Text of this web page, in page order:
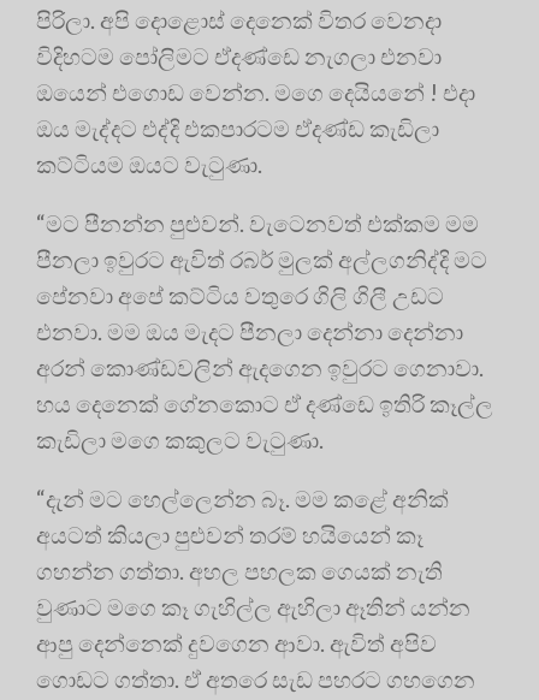
පිරිලා. අපි දොළොස් දෙනෙක් විතර වෙනදා
විදිහටම පෝලිමට ඒදණ්ඩෙ නැගලා එනවා
ඔයෙන් එගොඩ වෙන්න. මගෙ දෙයියනේ ! එදා
ඔය මැද්දට එද්දි එකපාරටම ඒදණ්ඩ කැඩිලා
කට්ටියම ඔයට වැටුණා.
“මට පීනන්න පුළුවන්. වැටෙනවත් එක්කම මම
පීනලා ඉවුරට ඇවිත් රබර් මුලක් අල්ලගනිද්දි මට
පේනවා අපේ කට්ටිය වතුරෙ ගිලි ගිලී උඩට
එනවා. මම ඔය මැදට පීනලා දෙන්නා දෙන්නා
අරන් කොණ්ඩවලින් ඇදගෙන ඉවුරට ගෙනාවා.
හය දෙනෙක් ගේනකොට ඒ දණ්ඩෙ ඉතිරි කෑල්ල
කැඩිලා මගෙ කකුලට වැටුණා.
“දැන් මට හෙල්ලෙන්න බෑ. මම කළේ අනික්
අයටත් කියලා පුළුවන් තරම් හයියෙන් කෑ
ගහන්න ගත්තා. අහල පහලක ගෙයක් නැති
වුණාට මගෙ කෑ ගැහිල්ල ඇහිලා ඈතින් යන්න
ආපු දෙන්නෙක් දුවගෙන ආවා. ඇවිත් අපිව
ගොඩට ගත්තා. ඒ අතරෙ සැඩ පහරට ගහගෙන